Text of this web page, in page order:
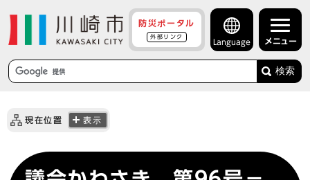
防災ポータル
外部リンク
Language メニュー
検索
現在位置 表示